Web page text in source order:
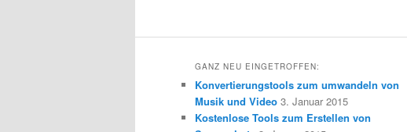
GANZ NEU EINGETROFFEN:
Konvertierungstools zum umwandeln von
Musik und Video 3. Januar 2015
Kostenlose Tools zum Erstellen von